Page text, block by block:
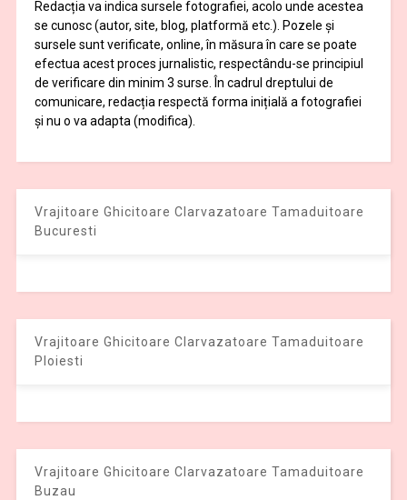
Redacția va indica sursele fotografiei, acolo unde acestea
se cunosc (autor, site, blog, platformă etc.). Pozele și
sursele sunt verificate, online, în măsura în care se poate
efectua acest proces jurnalistic, respectându-se principiul
de verificare din minim 3 surse. În cadrul dreptului de
comunicare, redacția respectă forma inițială a fotografiei
și nu o va adapta (modifica).
Vrajitoare Ghicitoare Clarvazatoare Tamaduitoare
Bucuresti
Vrajitoare Ghicitoare Clarvazatoare Tamaduitoare
Ploiesti
Vrajitoare Ghicitoare Clarvazatoare Tamaduitoare
Buzau